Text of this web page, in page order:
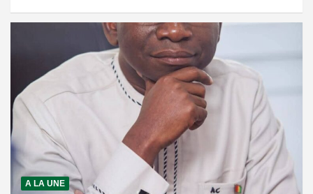
A LA UNE